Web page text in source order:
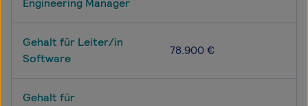
Engineering Manager
Gehalt für Leiter/in
Software
78.900 €
Gehalt für